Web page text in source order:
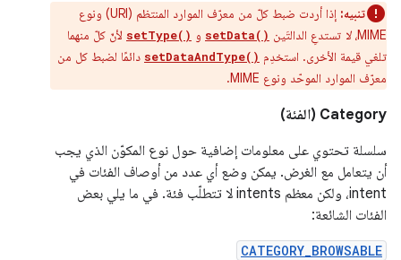
تنبيه:
إذا أردت ضبط كلّ من معرّف الموارد المنتظم (URI) ونوع
MIME، لا تستدعِ الدالتَين setData() و setType() لأنّ كلّ منهما
تلغي قيمة الأخرى. استخدِم setDataAndType() دائمًا لضبط كل من
معرّف الموارد الموحّد ونوع MIME.
Category (الفئة)
سلسلة تحتوي على معلومات إضافية حول نوع المكوّن الذي يجب
أن يتعامل مع الغرض. يمكن وضع أي عدد من أوصاف الفئات في
intent، ولكن معظم intents لا تتطلّب فئة. في ما يلي بعض
الفئات الشائعة:
CATEGORY_BROWSABLE